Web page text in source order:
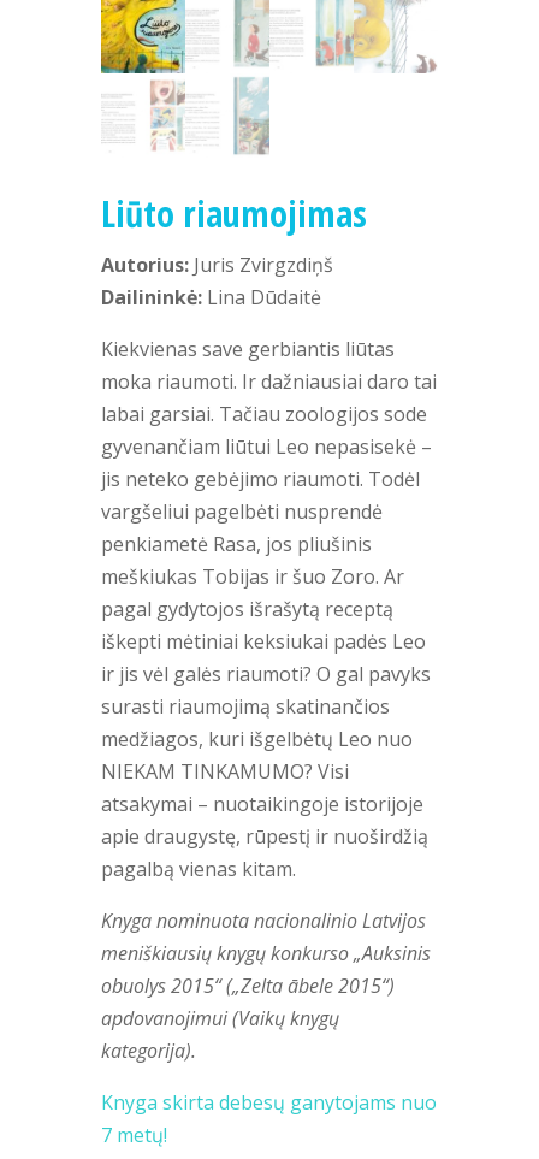
Liūto riaumojimas
Autorius: Juris Zvirgzdiņš
Dailininkė: Lina Dūdaitė
Kiekvienas save gerbiantis liūtas
moka riaumoti. Ir dažniausiai daro tai
labai garsiai. Tačiau zoologijos sode
gyvenančiam liūtui Leo nepasisekė –
jis neteko gebėjimo riaumoti. Todėl
vargšeliui pagelbėti nusprendė
penkiametė Rasa, jos pliušinis
meškiukas Tobijas ir šuo Zoro. Ar
pagal gydytojos išrašytą receptą
iškepti mėtiniai keksiukai padės Leo
ir jis vėl galės riaumoti? O gal pavyks
surasti riaumojimą skatinančios
medžiagos, kuri išgelbėtų Leo nuo
NIEKAM TINKAMUMO? Visi
atsakymai – nuotaikingoje istorijoje
apie draugystę, rūpestį ir nuoširdžią
pagalbą vienas kitam.
Knyga nominuota nacionalinio Latvijos
meniškiausių knygų konkurso „Auksinis
obuolys 2015“ („Zelta ābele 2015“)
apdovanojimui (Vaikų knygų
kategorija).
Knyga skirta debesų ganytojams nuo
7 metų!